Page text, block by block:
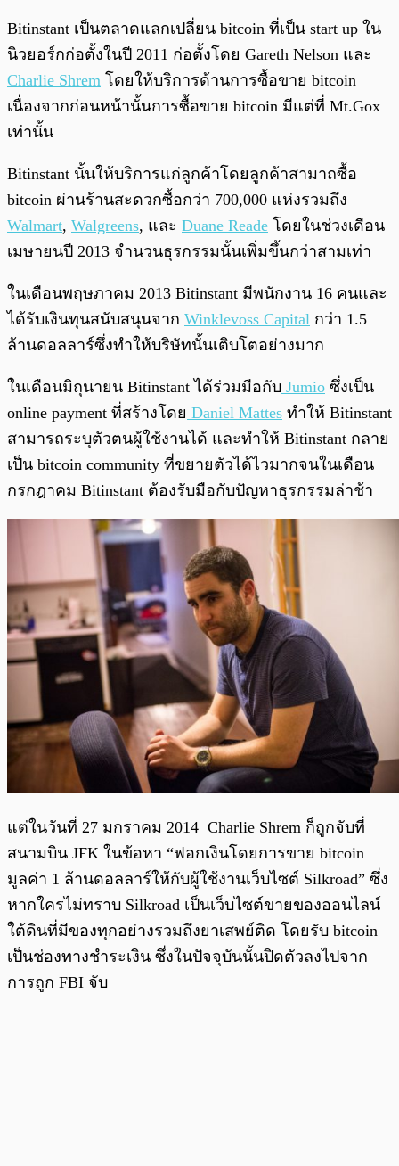
Bitinstant เป็นตลาดแลกเปลี่ยน bitcoin ที่เป็น start up ใน
นิวยอร์กก่อตั้งในปี 2011 ก่อตั้งโดย Gareth Nelson และ
Charlie Shrem โดยให้บริการด้านการซื้อขาย bitcoin
เนื่องจากก่อนหน้านั้นการซื้อขาย bitcoin มีแต่ที่ Mt.Gox
เท่านั้น
Bitinstant นั้นให้บริการแก่ลูกค้าโดยลูกค้าสามาถซื้อ
bitcoin ผ่านร้านสะดวกซื้อกว่า 700,000 แห่งรวมถึง
Walmart, Walgreens, และ Duane Reade โดยในช่วงเดือน
เมษายนปี 2013 จำนวนธุรกรรมนั้นเพิ่มขึ้นกว่าสามเท่า
ในเดือนพฤษภาคม 2013 Bitinstant มีพนักงาน 16 คนและ
ได้รับเงินทุนสนับสนุนจาก Winklevoss Capital กว่า 1.5
ล้านดอลลาร์ซึ่งทำให้บริษัทนั้นเติบโตอย่างมาก
ในเดือนมิถุนายน Bitinstant ได้ร่วมมือกับ Jumio ซึ่งเป็น
online payment ที่สร้างโดย Daniel Mattes ทำให้ Bitinstant
สามารถระบุตัวตนผู้ใช้งานได้ และทำให้ Bitinstant กลาย
เป็น bitcoin community ที่ขยายตัวได้ไวมากจนในเดือน
กรกฎาคม Bitinstant ต้องรับมือกับปัญหาธุรกรรมล่าช้า
แต่ในวันที่ 27 มกราคม 2014 Charlie Shrem ก็ถูกจับที่
สนามบิน JFK ในข้อหา “ฟอกเงินโดยการขาย bitcoin
มูลค่า 1 ล้านดอลลาร์ให้กับผู้ใช้งานเว็บไซต์ Silkroad” ซึ่ง
หากใครไม่ทราบ Silkroad เป็นเว็บไซต์ขายของออนไลน์
ใต้ดินที่มีของทุกอย่างรวมถึงยาเสพย์ติด โดยรับ bitcoin
เป็นช่องทางชำระเงิน ซึ่งในปัจจุบันนั้นปิดตัวลงไปจาก
การถูก FBI จับ